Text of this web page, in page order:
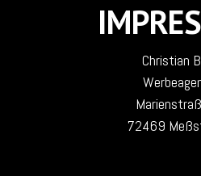
Christian
72469